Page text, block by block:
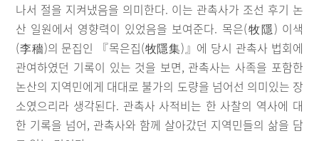
나서 절을 지켜냈음을 의미한다. 이는 관촉사가 조선 후기 논
산 일원에서 영향력이 있었음을 보여준다. 목은(牧隱) 이색
(李穡)의 문집인 『목은집(牧隱集)』에 당시 관촉사 법회에
관여하였던 기록이 있는 것을 보면, 관촉사는 사족을 포함한
논산의 지역민에게 대대로 불가의 도량을 넘어선 의미있는 장
소였으리라 생각된다. 관촉사 사적비는 한 사찰의 역사에 대
한 기록을 넘어, 관촉사와 함께 살아갔던 지역민들의 삶을 담